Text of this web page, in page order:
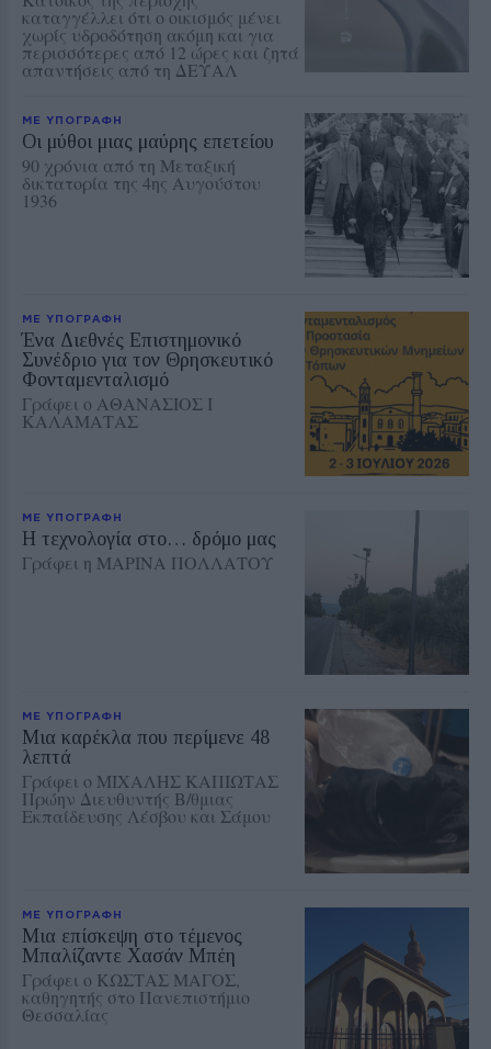
καταγγέλλει ότι ο οικισμός μένει
χωρίς υδροδότηση ακόμη και για
περισσότερες από 12 ώρες και ζητά
απαντήσεις από τη ΔΕΥΑΛ
ΜΕ ΥΠΟΓΡΑΦΗ
Οι μύθοι μιας μαύρης επετείου
90 χρόνια από τη Μεταξική
δικτατορία της 4ης Αυγούστου
1936
ΜΕ ΥΠΟΓΡΑΦΗ
Ένα Διεθνές Επιστημονικό
Συνέδριο για τον Θρησκευτικό
Φονταμενταλισμό
Γράφει ο ΑΘΑΝΑΣΙΟΣ Ι
ΚΑΛΑΜΑΤΑΣ
ΜΕ ΥΠΟΓΡΑΦΗ
Η τεχνολογία στο… δρόμο μας
Γράφει η ΜΑΡΙΝΑ ΠΟΛΛΑΤΟΥ
ΜΕ ΥΠΟΓΡΑΦΗ
Μια καρέκλα που περίμενε 48
λεπτά
Γράφει ο ΜΙΧΑΛΗΣ ΚΑΠΙΩΤΑΣ
Πρώην Διευθυντής Β/θμιας
Εκπαίδευσης Λέσβου και Σάμου
ΜΕ ΥΠΟΓΡΑΦΗ
Μια επίσκεψη στο τέμενος
Μπαλίζαντε Χασάν Μπέη
Γράφει ο ΚΩΣΤΑΣ ΜΑΓΟΣ,
καθηγητής στο Πανεπιστήμιο
Θεσσαλίας